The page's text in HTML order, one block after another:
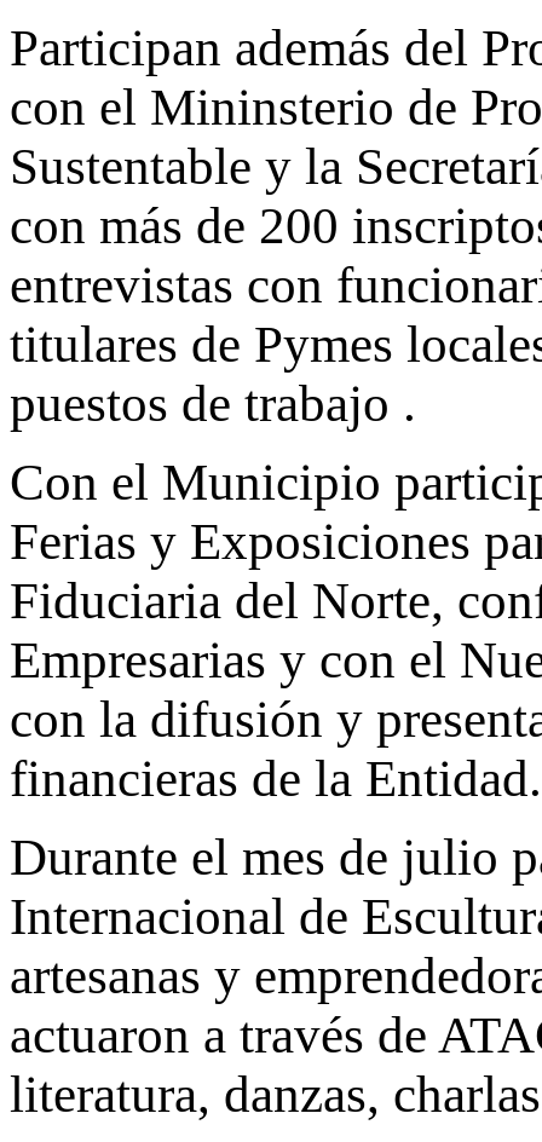
Participan además del
con el Mininsterio de
Sustentable y la
con más de 200
entrevistas con
titulares de Pymes
puestos de trabajo .
Con el Municipio
Ferias y Exposiciones
Fiduciaria del Norte,
Empresarias y con el
con la difusión y
financieras de la Entidad.
Durante el mes de julio
Internacional de
artesanas y
actuaron a través de
literatura, danzas,